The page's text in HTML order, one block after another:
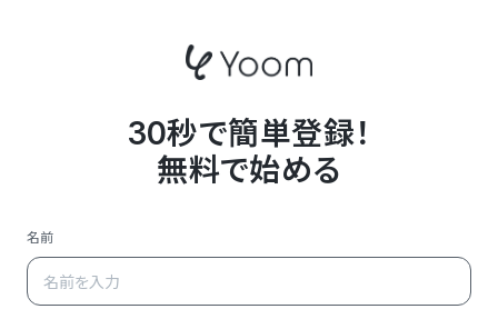
30秒で簡単登録！
無料で始める
名前